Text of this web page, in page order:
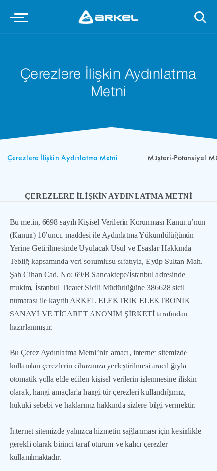
Çerezlere İlişkin Aydınlatma
Metni
Çerezlere İlişkin Aydınlatma Metni Müşteri-Potansiyel
ÇEREZLERE İLİŞKİN AYDINLATMA METNİ
Bu metin, 6698 sayılı Kişisel Verilerin Korunması Kanunu’nun
(Kanun) 10’uncu maddesi ile Aydınlatma Yükümlülüğünün
Yerine Getirilmesinde Uyulacak Usul ve Esaslar Hakkında
Tebliğ kapsamında veri sorumlusu sıfatıyla, Eyüp Sultan Mah.
Şah Cihan Cad. No: 69/B Sancaktepe/İstanbul adresinde
mukim, İstanbul Ticaret Sicili Müdürlüğüne 386628 sicil
numarası ile kayıtlı ARKEL ELEKTRİK ELEKTRONİK
SANAYİ VE TİCARET ANONİM ŞİRKETİ tarafından
hazırlanmıştır.
Bu Çerez Aydınlatma Metni’nin amacı, internet sitemizde
kullanılan çerezlerin cihazınıza yerleştirilmesi aracılığıyla
otomatik yolla elde edilen kişisel verilerin işlenmesine ilişkin
olarak, hangi amaçlarla hangi tür çerezleri kullandığımız,
hukuki sebebi ve haklarınız hakkında sizlere bilgi vermektir.
İnternet sitemizde yalnızca hizmetin sağlanması için kesinlikle
gerekli olarak birinci taraf oturum ve kalıcı çerezler
kullanılmaktadır.